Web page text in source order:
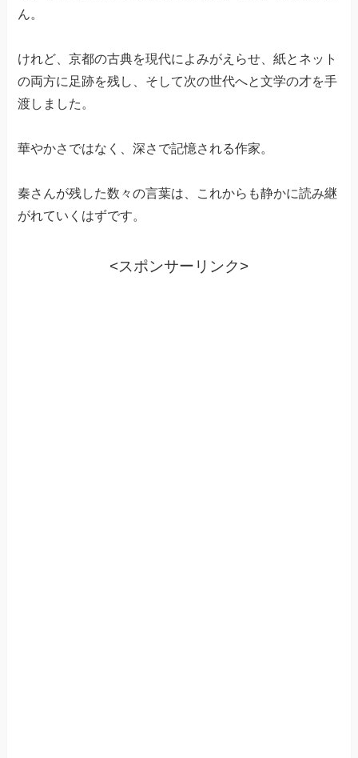
ん。
けれど、京都の古典を現代によみがえらせ、紙とネット
の両方に足跡を残し、そして次の世代へと文学の才を手
渡しました。
華やかさではなく、深さで記憶される作家。
秦さんが残した数々の言葉は、これからも静かに読み継
がれていくはずです。
<スポンサーリンク>